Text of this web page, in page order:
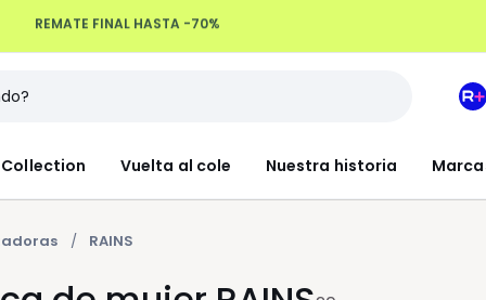
Devoluciones hasta 100 días
Collection Vuelta al cole Nuestra historia
Mi
RAINS